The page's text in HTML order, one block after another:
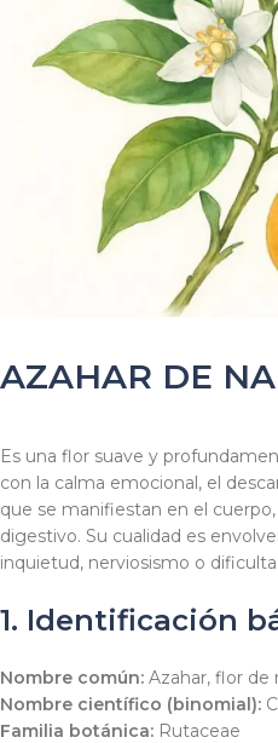
AZAHAR DE
Es una flor suave y
con la calma emocional, el
que se manifiestan en el
digestivo. Su cualidad es
inquietud, nerviosismo o
1. Identificación
Nombre común: Azahar, flor de
Nombre científico (binomial):
Familia botánica: Rutaceae